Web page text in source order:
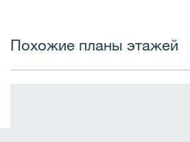
Похожие планы этажей